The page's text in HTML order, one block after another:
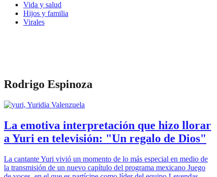
Vida y salud
Hijos y familia
Virales
Rodrigo Espinoza
La emotiva interpretación que hizo llorar
a Yuri en televisión: "Un regalo de Dios"
La cantante Yuri vivió un momento de lo más especial en medio de
la transmisión de un nuevo capítulo del programa mexicano Juego